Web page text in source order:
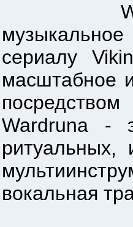
Wardruna
сериалу
масштабное
Wardruna -
вокальная